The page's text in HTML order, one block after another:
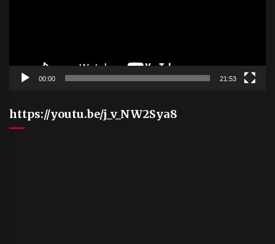
00:00 21:53
https://youtu.be/j_v_NW2Sya8